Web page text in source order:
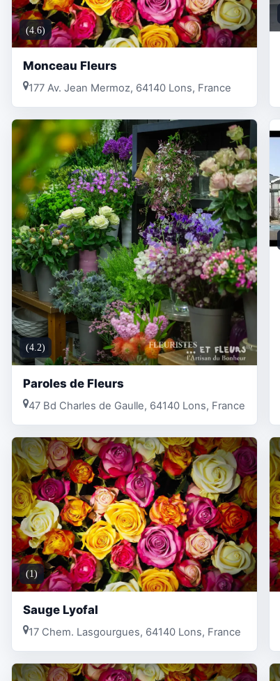
(4.6)
Monceau Fleurs
177 Av. Jean Mermoz, 64140 Lons, France
(4.2)
Paroles de Fleurs
47 Bd Charles de Gaulle, 64140 Lons, France
(1)
Sauge Lyofal
17 Chem. Lasgourgues, 64140 Lons, France